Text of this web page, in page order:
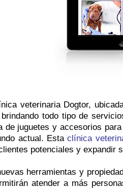
veterinaria Dogtor,
todo tipo de
de juguetes y accesorios
actual. Estaclínica
potenciales y expandir
herramientas y
atender a más